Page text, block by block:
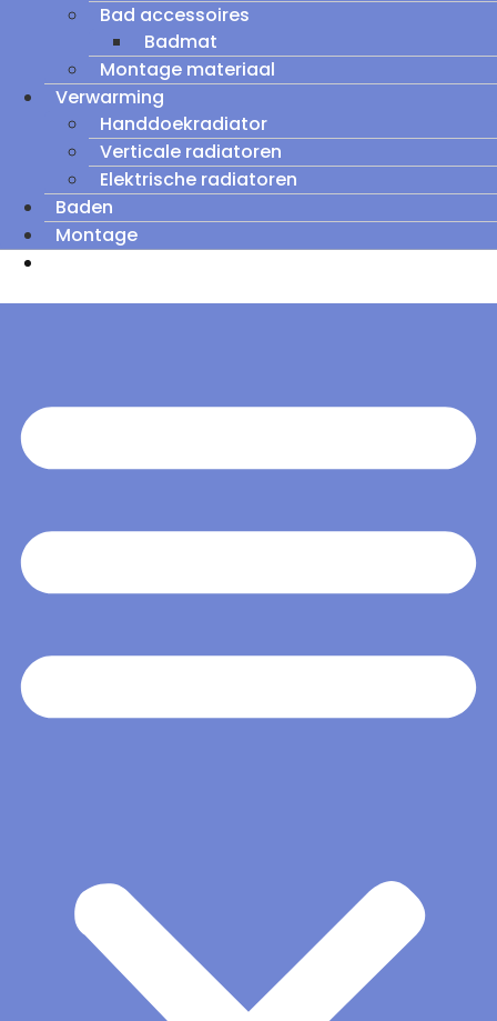
Bad accessoires
Badmat
Montage materiaal
Verwarming
Handdoekradiator
Verticale radiatoren
Elektrische radiatoren
Baden
Montage